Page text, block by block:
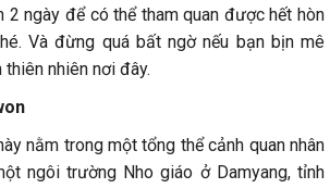
2 ngày để có thể tham quan được hết hòn
Và đừng quá bất ngờ nếu bạn bịn mê
nhiên nơi đây.
nằm trong một tổng thể cảnh quan nhân
ngôi trường Nho giáo ở Damyang, tỉnh